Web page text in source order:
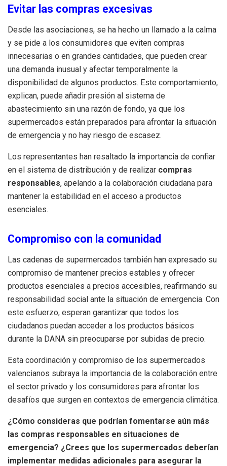
Evitar las compras excesivas
Desde las asociaciones, se ha hecho un llamado a la calma
y se pide a los consumidores que eviten compras
innecesarias o en grandes cantidades, que pueden crear
una demanda inusual y afectar temporalmente la
disponibilidad de algunos productos. Este comportamiento,
explican, puede añadir presión al sistema de
abastecimiento sin una razón de fondo, ya que los
supermercados están preparados para afrontar la situación
de emergencia y no hay riesgo de escasez.
Los representantes han resaltado la importancia de confiar
en el sistema de distribución y de realizar compras
responsables, apelando a la colaboración ciudadana para
mantener la estabilidad en el acceso a productos
esenciales.
Compromiso con la comunidad
Las cadenas de supermercados también han expresado su
compromiso de mantener precios estables y ofrecer
productos esenciales a precios accesibles, reafirmando su
responsabilidad social ante la situación de emergencia. Con
este esfuerzo, esperan garantizar que todos los
ciudadanos puedan acceder a los productos básicos
durante la DANA sin preocuparse por subidas de precio.
Esta coordinación y compromiso de los supermercados
valencianos subraya la importancia de la colaboración entre
el sector privado y los consumidores para afrontar los
desafíos que surgen en contextos de emergencia climática.
¿Cómo consideras que podrían fomentarse aún más
las compras responsables en situaciones de
emergencia? ¿Crees que los supermercados deberían
implementar medidas adicionales para asegurar la